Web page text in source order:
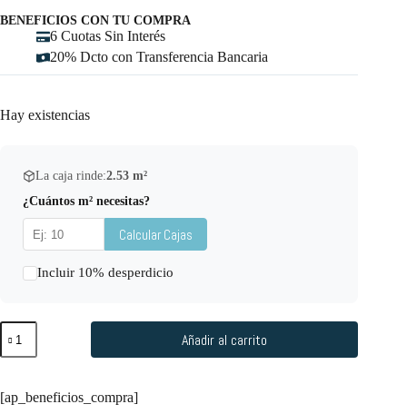
BENEFICIOS CON TU COMPRA
6 Cuotas Sin Interés
20% Dcto con Transferencia Bancaria
Hay existencias
La caja rinde:2.53 m²
¿Cuántos m² necesitas?
Calcular Cajas
Incluir 10% desperdicio
Añadir al carrito
[ap_beneficios_compra]